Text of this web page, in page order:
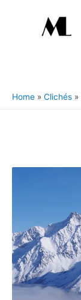
Home Clichés